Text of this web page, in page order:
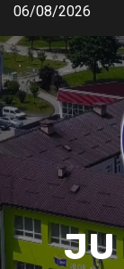
06/08/2026
JU